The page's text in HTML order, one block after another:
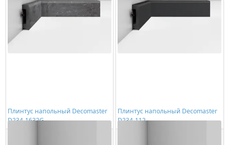
Плинтус напольный Decomaster
D234-1632G
Плинтус напольный Decomaster
D234-112